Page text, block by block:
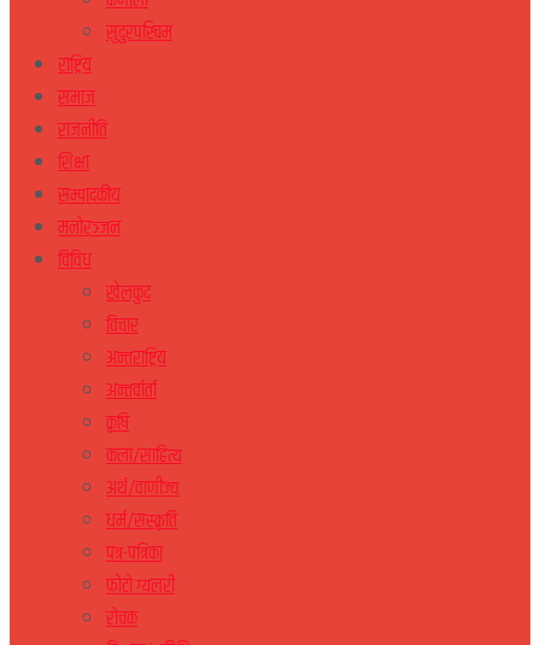
सुदुरपस्चिम
राष्ट्रिय
समाज
राजनीति
शिक्षा
सम्पादकीय
मनोरञ्जन
विविध
खेलकुद
विचार
अन्तराष्ट्रिय
अन्तर्वार्ता
कृषि
कला/साहित्य
अर्थ/वाणीज्य
धर्म/संस्कृति
पत्र-पत्रिका
फोटो ग्यलरी
रोचक